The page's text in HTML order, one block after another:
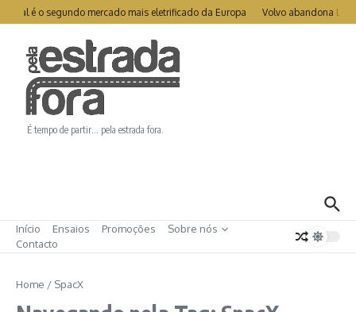
Ir para o conteúdo
é o segundo mercado mais eletrificado da Europa Volvo abandona
É tempo de partir… pela estrada fora.
Início Ensaios Promoções
Sobre nós
Contacto
Home / SpacX